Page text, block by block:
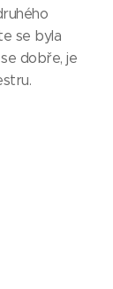
se byla
dobře, je